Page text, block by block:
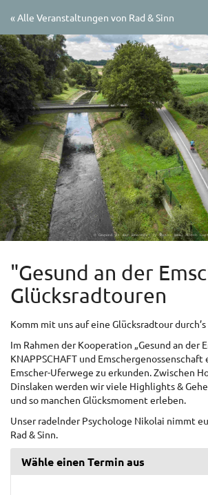
Zum
Inhalt
springen
« Alle Veranstaltungen von Rad & Sinn
"Gesund an der
Glücksradtouren
Komm mit uns auf eine Glücksradtour
Im Rahmen der Kooperation „Gesund an der
KNAPPSCHAFT und
Emscher-Uferwege zu erkunden. Zwischen
Dinslaken werden wir viele Highlights &
und so manchen Glücksmoment erleben.
Unser radelnder Psychologe Nikolai nimmt
Rad & Sinn.
Wähle einen Termin aus